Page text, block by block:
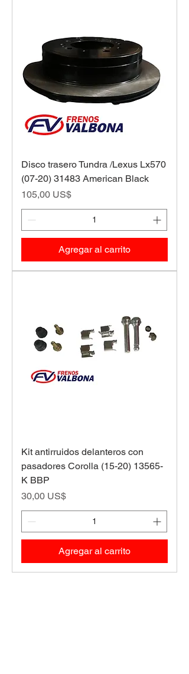
Disco trasero Tundra /Lexus Lx570
(07-20) 31483 American Black
Precio
105,00 US$
Agregar al carrito
Kit antirruidos delanteros con
pasadores Corolla (15-20) 13565-
K BBP
Precio
30,00 US$
Agregar al carrito